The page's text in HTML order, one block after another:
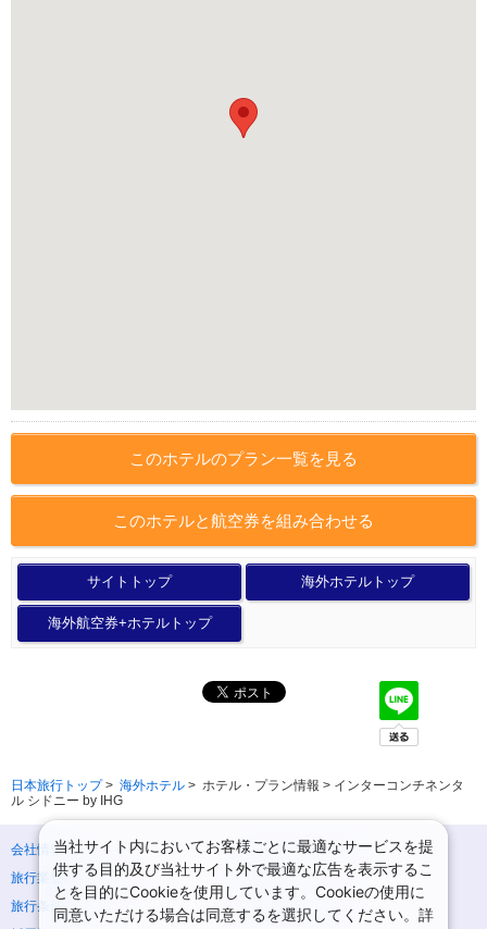
このホテルのプラン一覧を見る
このホテルと航空券を組み合わせる
サイトトップ 海外ホテルトップ
海外航空券+ホテルトップ
日本旅行トップ> 海外ホテル > ホテル・プラン情報 > インターコンチネンタ
ル シドニー by IHG
会社情報
プライバシーポリシー
旅行業登録票・約款
規約集
旅行条件書
ニュースリリース
当社サイト内においてお客様ごとに最適なサービスを提
供する目的及び当社サイト外で最適な広告を表示するこ
とを目的にCookieを使用しています。Cookieの使用に
同意いただける場合は同意するを選択してください。詳